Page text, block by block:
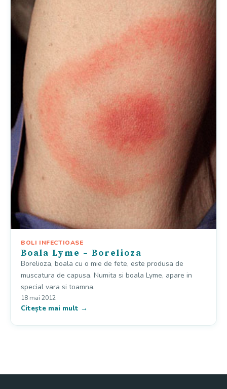
BOLI INFECTIOASE
Boala Lyme – Borelioza
Borelioza, boala cu o mie de fete, este produsa de
muscatura de capusa. Numita si boala Lyme, apare in
special vara si toamna.
18 mai 2012
Citește mai mult →